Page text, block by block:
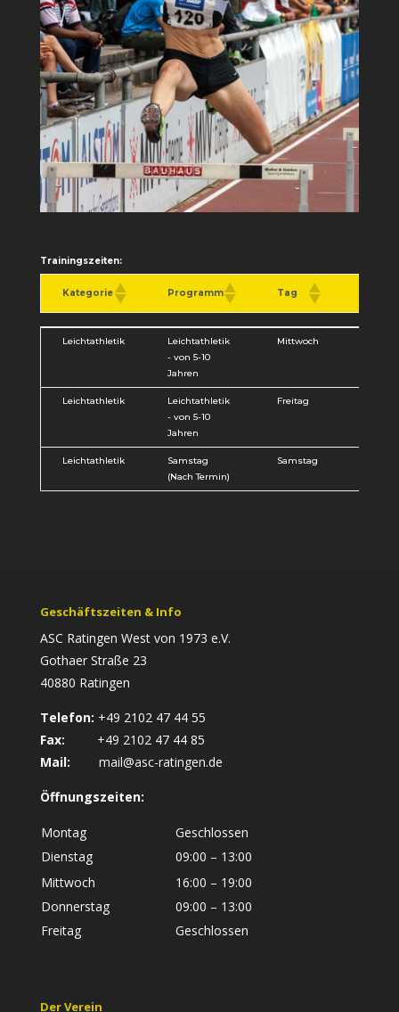
Trainingszeiten:
Kategorie Programm Tag
Kategorie Programm Tag
Leichtathletik
Leichtathletik
- von 5-10
Jahren
Mittwoch
Leichtathletik
Leichtathletik
- von 5-10
Jahren
Freitag
Leichtathletik
Samstag
(Nach Termin)
Samstag
Geschäftszeiten & Info
ASC Ratingen West von 1973 e.V.
Gothaer Straße 23
40880 Ratingen
Telefon: +49 2102 47 44 55
Fax: +49 2102 47 44 85
Mail:
mail@asc-ratingen.de
Öffnungszeiten:
Montag
Geschlossen
Dienstag
09:00 – 13:00
Mittwoch
16:00 – 19:00
Donnerstag
09:00 – 13:00
Freitag
Geschlossen
Der Verein